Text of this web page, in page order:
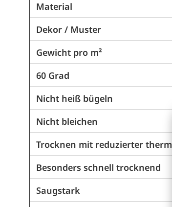
Material
Dekor / Muster
Gewicht pro m²
60 Grad
Nicht heiß bügeln
Nicht bleichen
Trocknen mit reduzierter
Besonders schnell trocknend
Saugstark